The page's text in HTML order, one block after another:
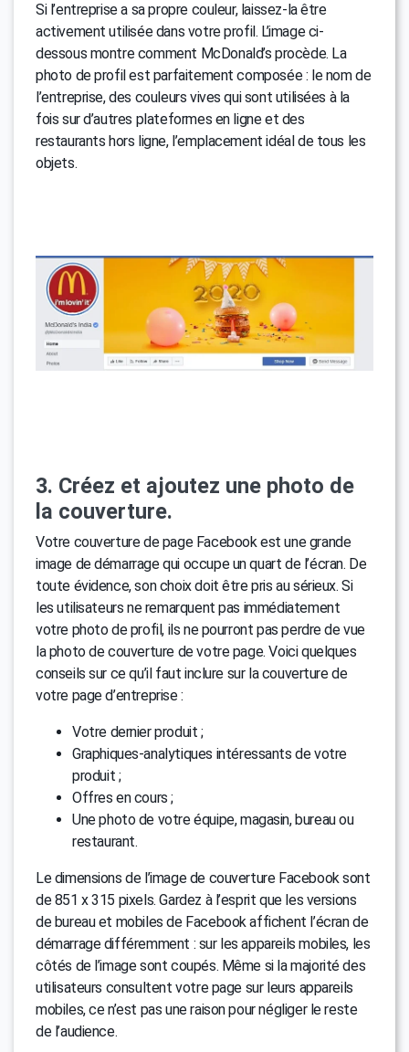
Si l’entreprise a sa propre couleur, laissez-la être
activement utilisée dans votre profil. L’image ci-
dessous montre comment McDonald’s procède. La
photo de profil est parfaitement composée : le nom de
l’entreprise, des couleurs vives qui sont utilisées à la
fois sur d’autres plateformes en ligne et des
restaurants hors ligne, l’emplacement idéal de tous les
objets.
3. Créez et ajoutez une photo de
la couverture.
Votre couverture de page Facebook est une grande
image de démarrage qui occupe un quart de l’écran. De
toute évidence, son choix doit être pris au sérieux. Si
les utilisateurs ne remarquent pas immédiatement
votre photo de profil, ils ne pourront pas perdre de vue
la photo de couverture de votre page. Voici quelques
conseils sur ce qu’il faut inclure sur la couverture de
votre page d’entreprise :
Votre dernier produit ;
Graphiques-analytiques intéressants de votre
produit ;
Offres en cours ;
Une photo de votre équipe, magasin, bureau ou
restaurant.
Le dimensions de l’image de couverture Facebook sont
de 851 x 315 pixels. Gardez à l’esprit que les versions
de bureau et mobiles de Facebook affichent l’écran de
démarrage différemment : sur les appareils mobiles, les
côtés de l’image sont coupés. Même si la majorité des
utilisateurs consultent votre page sur leurs appareils
mobiles, ce n’est pas une raison pour négliger le reste
de l’audience.